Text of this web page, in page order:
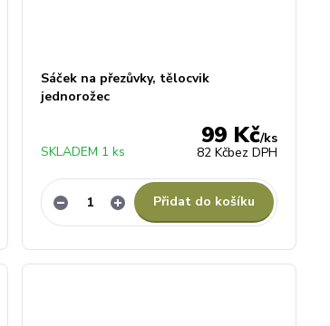
Sáček na přezůvky, tělocvik
jednorožec
99 Kč/ks
82 Kčbez DPH
SKLADEM 1 ks
Přidat do košíku